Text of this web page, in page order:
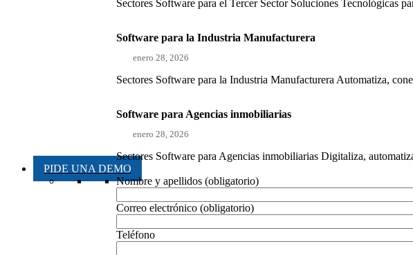
Sectores Software para el Tercer Sector Soluciones Tecnológicas
Software para la Industria Manufacturera
enero 28, 2026
Sectores Software para la Industria Manufacturera Automatiza,
Software para Agencias inmobiliarias
enero 28, 2026
Sectores Software para Agencias inmobiliarias Digitaliza,
PIDE UNA DEMO
Nombre y apellidos (obligatorio)
Correo electrónico (obligatorio)
Teléfono